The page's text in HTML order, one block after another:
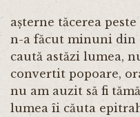
așterne tăcerea
n-a făcut minuni din
caută astăzi lumea,
convertit popoare,
nu am auzit să fi
lumea îi căuta